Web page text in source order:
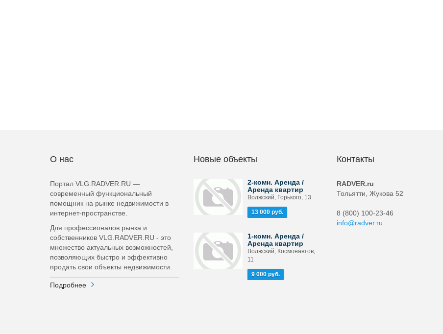
О нас
Портал VLG.RADVER.RU —
современный функциональный
помощник на рынке недвижимости в
интернет-пространстве.
Для профессионалов рынка и
собственников VLG.RADVER.RU - это
множество актуальных возможностей,
позволяющих быстро и эффективно
продать свои объекты недвижимости.
Подробнее
Новые объекты
2-комн. Аренда /
Аренда квартир
Волжский, Горького, 13
13 000 руб.
1-комн. Аренда /
Аренда квартир
Волжский, Космонавтов,
11
9 000 руб.
Контакты
RADVER.ru
Тольятти, Жукова 52
8 (800) 100-23-46
info@radver.ru